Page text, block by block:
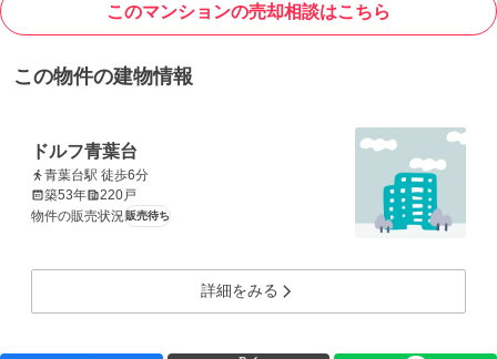
このマンションの売却相談はこちら
この物件の建物情報
ドルフ青葉台
青葉台駅 徒歩6分
築53年
220戸
物件の販売状況販売待ち
詳細をみる